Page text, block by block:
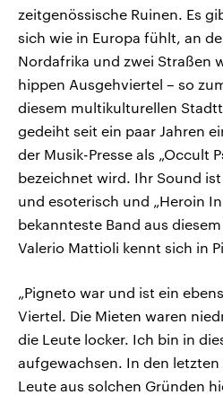
zeitgenössische Ruinen. Es
sich wie in Europa fühlt, an
Nordafrika und zwei Straßen
hippen Ausgehviertel – so
diesem multikulturellen
gedeiht seit ein paar Jahren
der Musik-Presse als „Occult
bezeichnet wird. Ihr Sound
und esoterisch und „Heroin
bekannteste Band aus
Valerio Mattioli kennt sich in
„Pigneto war und ist ein
Viertel. Die Mieten waren
die Leute locker. Ich bin in
aufgewachsen. In den letzten
Leute aus solchen Gründen